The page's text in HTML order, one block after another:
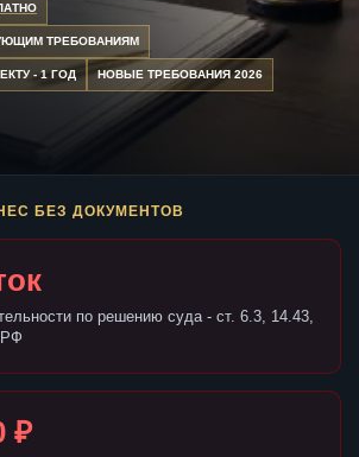
ТРЕБОВАНИЯМ
- 1 ГОД НОВЫЕ ТРЕБОВАНИЯ 2026
БЕЗ ДОКУМЕНТОВ
по решению суда - ст. 6.3, 14.43,
РФ
₽